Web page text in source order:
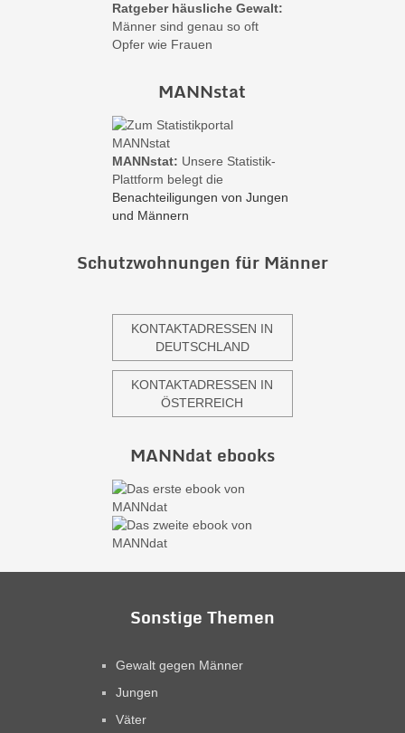
Ratgeber häusliche Gewalt:
Männer sind genau so oft
Opfer wie Frauen
MANNstat
MANNstat: Unsere Statistik-
Plattform belegt die
Benachteiligungen von Jungen
und Männern
Schutzwohnungen für Männer
KONTAKTADRESSEN IN
DEUTSCHLAND
KONTAKTADRESSEN IN
ÖSTERREICH
MANNdat ebooks
Sonstige Themen
Gewalt gegen Männer
Jungen
Väter